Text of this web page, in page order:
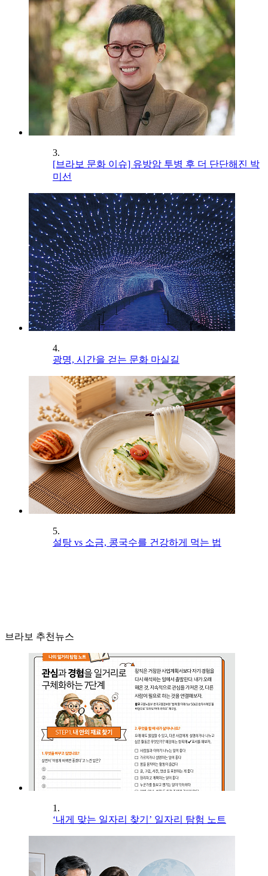
3.
[브라보 문화 이슈] 유방암 투병 후 더 단단해진 박
미선
4.
광명, 시간을 걷는 문화 마실길
5.
설탕 vs 소금, 콩국수를 건강하게 먹는 법
브라보 추천뉴스
1.
‘내게 맞는 일자리 찾기’ 일자리 탐험 노트